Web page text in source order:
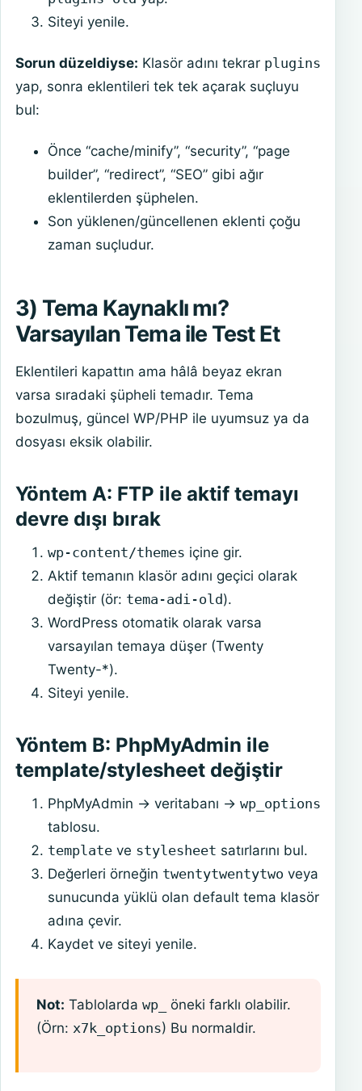
Siteyi yenile.
Sorun düzeldiyse: Klasör adını tekrar plugins
yap, sonra eklentileri tek tek açarak suçluyu
bul:
Önce “cache/minify”, “security”, “page
builder”, “redirect”, “SEO” gibi ağır
eklentilerden şüphelen.
Son yüklenen/güncellenen eklenti çoğu
zaman suçludur.
3) Tema Kaynaklı mı?
Varsayılan Tema ile Test Et
Eklentileri kapattın ama hâlâ beyaz ekran
varsa sıradaki şüpheli temadır. Tema
bozulmuş, güncel WP/PHP ile uyumsuz ya da
dosyası eksik olabilir.
Yöntem A: FTP ile aktif temayı
devre dışı bırak
wp-content/themes içine gir.
Aktif temanın klasör adını geçici olarak
değiştir (ör: tema-adi-old).
WordPress otomatik olarak varsa
varsayılan temaya düşer (Twenty
Twenty-*).
Siteyi yenile.
Yöntem B: PhpMyAdmin ile
template/stylesheet değiştir
PhpMyAdmin → veritabanı → wp_options
tablosu.
template ve stylesheet satırlarını bul.
Değerleri örneğin twentytwentytwo veya
sunucunda yüklü olan default tema klasör
adına çevir.
Kaydet ve siteyi yenile.
Not: Tablolarda wp_
öneki farklı olabilir.
(Örn: x7k_options) Bu normaldir.